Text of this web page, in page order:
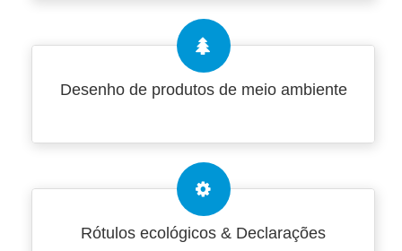
Desenho de produtos de meio ambiente
Rótulos ecológicos & Declarações